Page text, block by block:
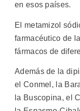
en esos países.
El metamizol
farmacéutico de
fármacos de
Además de la
el Conmel, la
la Buscopina, el